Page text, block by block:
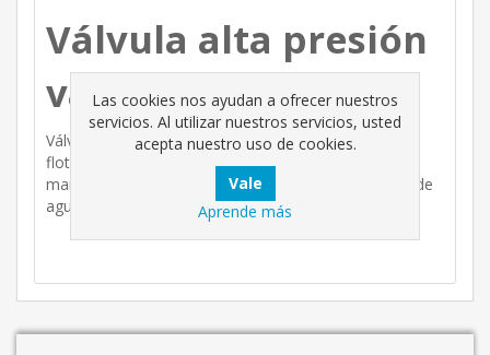
Válvula alta presión
varilla.
Válvula de alta presión para todo tipo de bebederos,
flotador extensible para espacios grandes, regulador
manual del nivel de agua y conexión directa a la red de
agua.
Las cookies nos ayudan a ofrecer nuestros
servicios. Al utilizar nuestros servicios, usted
acepta nuestro uso de cookies.
Aprende más